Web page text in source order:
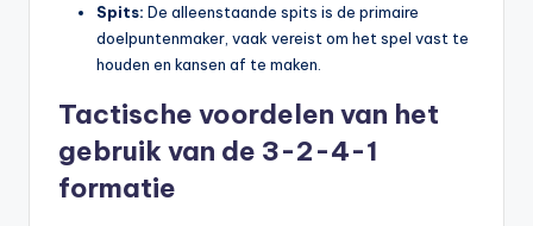
Spits: De alleenstaande spits is de primaire
doelpuntenmaker, vaak vereist om het spel vast te
houden en kansen af te maken.
Tactische voordelen van het
gebruik van de 3-2-4-1
formatie